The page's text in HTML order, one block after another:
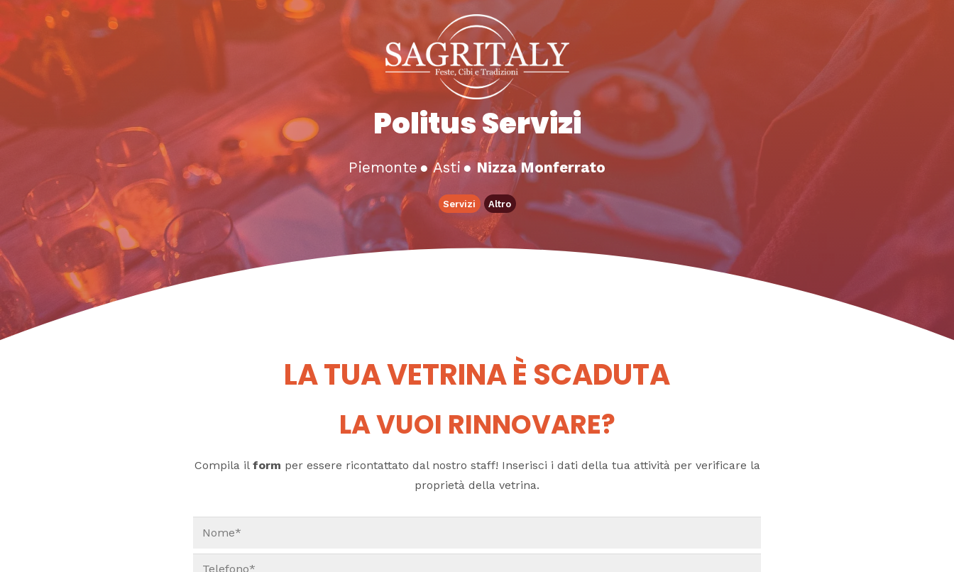
Politus Servizi
Piemonte ●Asti ● Nizza Monferrato
Servizi Altro
LA TUA VETRINA È SCADUTA
LA VUOI RINNOVARE?
Compila il form per essere ricontattato dal nostro staff! Inserisci i dati della tua attività per verificare la
proprietà della vetrina.